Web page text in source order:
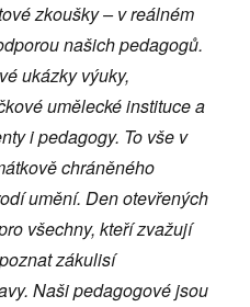
zkoušky – v reálném
našich pedagogů.
ukázky výuky,
umělecké instituce a
i pedagogy. To vše v
chráněného
umění. Den otevřených
všechny, kteří zvažují
zákulisí
Naši pedagogové jsou